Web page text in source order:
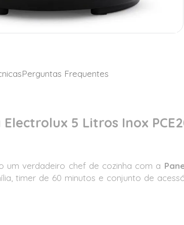
Perguntas Frequentes
5 Litros Inox
um verdadeiro chef de cozinha com a
timer de 60 minutos e conjunto de